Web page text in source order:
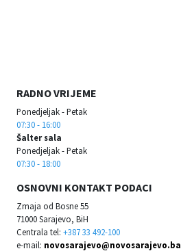
RADNO VRIJEME
Ponedjeljak - Petak
07:30 - 16:00
Šalter sala
Ponedjeljak - Petak
07:30 - 18:00
OSNOVNI KONTAKT PODACI
Zmaja od Bosne 55
71000 Sarajevo, BiH
Centrala tel: +387 33 492-100
e-mail: novosarajevo@novosarajevo.ba